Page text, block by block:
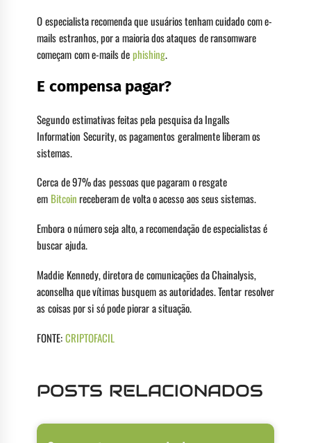
O especialista recomenda que usuários tenham cuidado com e-
mails estranhos, por a maioria dos ataques de ransomware
começam com e-mails dephishing.
E compensa pagar?
Segundo estimativas feitas pela pesquisa da Ingalls
Information Security, os pagamentos geralmente liberam os
sistemas.
Cerca de 97% das pessoas que pagaram o resgate
em Bitcoinreceberam de volta o acesso aos seus sistemas.
Embora o número seja alto, a recomendação de especialistas é
buscar ajuda.
Maddie Kennedy, diretora de comunicações da Chainalysis,
aconselha que vítimas busquem as autoridades. Tentar resolver
as coisas por si só pode piorar a situação.
FONTE:CRIPTOFACIL
POSTS RELACIONADOS